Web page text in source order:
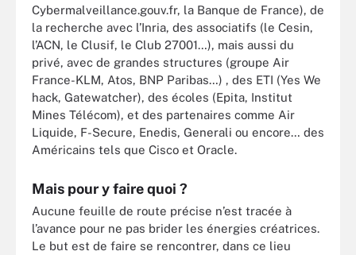
Cybermalveillance.gouv.fr, la Banque de France), de
la recherche avec l’Inria, des associatifs (le Cesin,
l’ACN, le Clusif, le Club 27001…), mais aussi du
privé, avec de grandes structures (groupe Air
France-KLM, Atos, BNP Paribas…) , des ETI (Yes We
hack, Gatewatcher), des écoles (Epita, Institut
Mines Télécom), et des partenaires comme Air
Liquide, F-Secure, Enedis, Generali ou encore… des
Américains tels que Cisco et Oracle.
Mais pour y faire quoi ?
Aucune feuille de route précise n’est tracée à
l’avance pour ne pas brider les énergies créatrices.
Le but est de faire se rencontrer, dans ce lieu